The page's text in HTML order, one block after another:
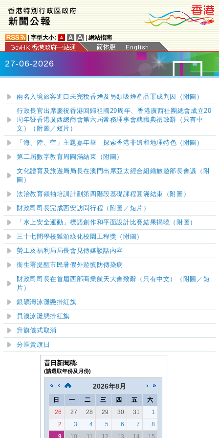
字型大小: 網站指南
27-06-2026
兩名入境旅客進口未完稅香煙及另類吸煙產品罪成判囚（附圖）
​​行政長官出席慶祝香港回歸祖國29周年、香港廣西社團總會成立20
周年暨香港廣西總商會第六屆常務理事會就職典禮致辭（只有中
文）（附圖 ／短片 ）
「海、陸、空」主題嘉年華 探索香港非遺和地理特色（附圖）
第二屆數字教育周圓滿結束（附圖）
文化體育及旅遊局局長在澳門出席亞太經合組織旅遊部長會議（附
圖）
法治教育領袖培訓計劃第四階段基礎課程圓滿結束（附圖）
​財政司司長完成西安訪問行程（附圖／短片）
「水上安全運動」標語創作和平面設計比賽結果揭曉（附圖）
三十七間學校獲頒綠化校園工程獎（附圖）
勞工及福利局局長會見傳媒談話內容
衞生署提醒市民暑假外遊慎防傳染病
財政司司長在首屆西部商業航天大會致辭 （只有中文）
（附圖／短
片）
銀礦灣泳灘懸掛紅旗
貝澳泳灘懸掛紅旗
升旗儀式取消
分區賣旗日
昔日新聞稿:
(請選取年份及月份)
2026年8月
日 一 二 三 四 五
六
26
27 28 29 30 31
1
2
3 4 5 6 7
8
9
10 11 12 13 14 15